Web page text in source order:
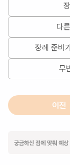
다
장례 준비
무
이전
궁금하신 점에 맞춰 예